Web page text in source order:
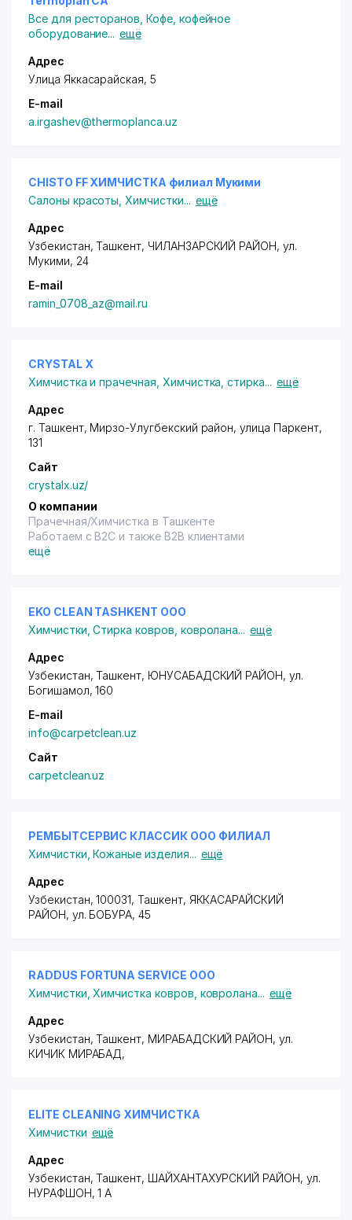
Все для ресторанов ,Кофе, кофейное
оборудование... ещё
Адрес
Улица Яккасарайская, 5
E-mail
a.irgashev@thermoplanca.uz
CHISTO FF ХИМЧИСТКА филиал Мукими
Салоны красоты ,Химчистки... ещё
Адрес
Узбекистан, Ташкент, ЧИЛАНЗАРСКИЙ РАЙОН, ул.
Мукими, 24
E-mail
ramin_0708_az@mail.ru
CRYSTAL X
Химчистка и прачечная Химчистка, стирка... ещё
Адрес
г. Ташкент, Мирзо-Улугбекский район, улица Паркент,
131
Сайт
crystalx.uz/
О компании
Прачечная/Химчистка в Ташкенте
Работаем с B2C и также B2B клиентами
ещё
EKO CLEAN TASHKENT ООО
Химчистки ,Стирка ковров, ковролана... ещё
Адрес
Узбекистан, Ташкент, ЮНУСАБАДСКИЙ РАЙОН, ул.
Богишамол, 160
E-mail
info@carpetclean.uz
Сайт
carpetclean.uz
РЕМБЫТСЕРВИС КЛАССИК ООО ФИЛИАЛ
Химчистки ,Кожаные изделия... ещё
Адрес
Узбекистан, 100031, Ташкент, ЯККАСАРАЙСКИЙ
РАЙОН, ул. БОБУРА, 45
RADDUS FORTUNA SERVICE ООО
Химчистки ,Химчистка ковров, ковролана... ещё
Адрес
Узбекистан, Ташкент, МИРАБАДСКИЙ РАЙОН,ул.
КИЧИК МИРАБАД,
ELITE CLEANING ХИМЧИСТКА
Химчистки ещё
Адрес
Узбекистан, Ташкент, ШАЙХАНТАХУРСКИЙ РАЙОН, ул.
НУРАФШОН, 1 А